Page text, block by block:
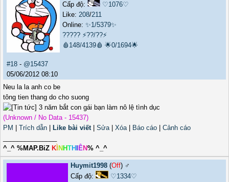
Cấp độ:
♡1076♡
Like: 208/211
Online: ✨1/5379✨
????? ⚡??/??⚡
🩸148/4139🩸 🌟0/1694🌟
#18 - @15437
05/06/2012 08:10
Neu la la anh co be
tông tien thang do cho suong
(Unknown / No Data - 15437)
PM
Trích dẫn Like bài viết| Sửa| Xóa| Báo cáo
Cảnh cáo
^_^ %MAP.BiZ K N HTH ÊN% ^_^
Huymit1998 (Off) ♂️
Cấp độ:
♡1334♡